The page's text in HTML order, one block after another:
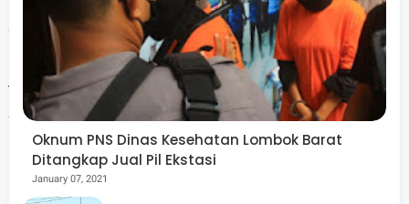
“Produk riset harus terhubung dengan dunia industri dan
pasar. Paten menjadi salah satu instrumen agar inovasi
tidak hanya selesai di laboratorium, tetapi bisa memberi
dampak ekonomi,” ujarnya.
Oknum PNS Dinas Kesehatan Lombok Barat
Ditangkap Jual Pil Ekstasi
January 07, 2021